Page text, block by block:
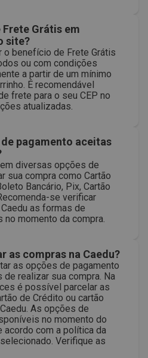
Frete Grátis em
site?
o benefício de Frete Grátis
ou com condições
a partir de um mínimo
É recomendável
frete para o seu CEP no
atualizadas.
pagamento aceitas
diversas opções de
sua compra como Cartão
Bancário, Pix, Cartão
se verificar
as formas de
momento da compra.
as compras na Caedu?
as opções de pagamento
de realizar sua compra. Na
é possível parcelar as
de Crédito ou cartão
As opções de
no momento do
acordo com a política da
Verifique as